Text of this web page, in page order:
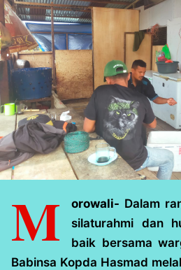
M orowali- Dalam
silaturahmi dan
baik bersama
Babinsa Kopda Hasmad